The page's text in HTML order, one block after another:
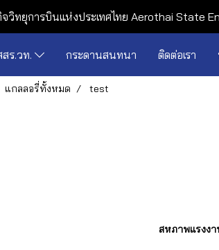
วิทยุการบินแห่งประเทศไทย Aerothai State
ร.วท. กระดานสนทนา ติดต่อเรา
แกลลอรี่ทั้งหมด test
สหภาพแรงง